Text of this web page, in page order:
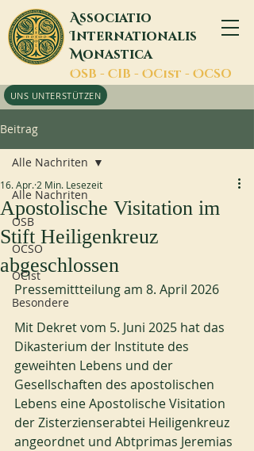
Associatio
Internationalis
Monastica
OSB - CIB - OCist - OCSO
UNS UNTERSTÜTZEN
Beitrag
Alle Nachriten
OSB
OCSO
OCist
Besondere
Alle Nachriten
Apostolische Visitation im
Stift Heiligenkreuz
abgeschlossen
16. Apr. 2 Min. Lesezeit
Pressemittteilung am 8. April 2026
Mit Dekret vom 5. Juni 2025 hat das
Dikasterium der Institute des
geweihten Lebens und der
Gesellschaften des apostolischen
Lebens eine Apostolische Visitation
der Zisterzienserabtei Heiligenkreuz
angeordnet und Abtprimas Jeremias